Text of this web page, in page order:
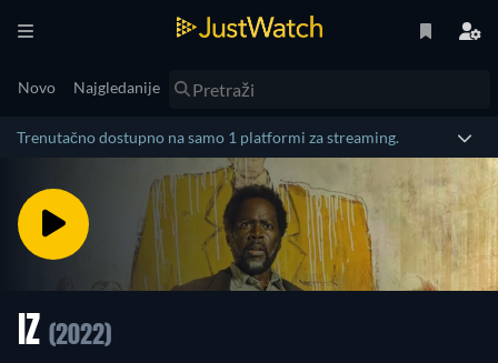
Novo Najgledanije
Trenutačno dostupno na samo 1 platformi za streaming.
IZ (2022)